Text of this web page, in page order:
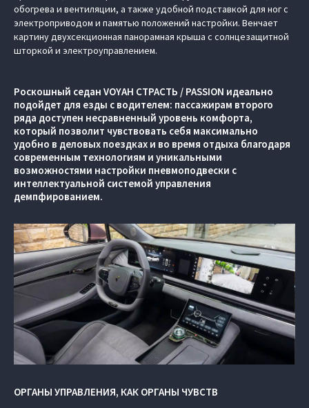
обогрева и вентиляции, а также удобной подставкой для ног с
электроприводом и памятью положений настройки. Венчает
картину двухсекционная панорамная крыша с солнцезащитной
шторкой и электроуправлением.
Роскошный седан VOYAH СТРАСТЬ / PASSION идеально
подойдет для езды с водителем: пассажирам второго
ряда доступен несравненный уровень комфорта,
который позволит чувствовать себя максимально
удобно в деловых поездках и во время отдыха благодаря
современным технологиям и уникальными
возможностями настройки пневмоподвески с
интеллектуальной системой управления
демпфированием.
ОРГАНЫ УПРАВЛЕНИЯ, КАК ОРГАНЫ ЧУВСТВ